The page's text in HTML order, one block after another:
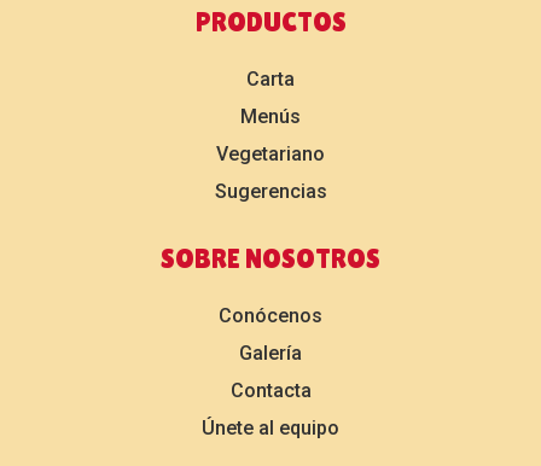
PRODUCTOS
Carta
Menús
Vegetariano
Sugerencias
SOBRE NOSOTROS
Conócenos
Galería
Contacta
Únete al equipo